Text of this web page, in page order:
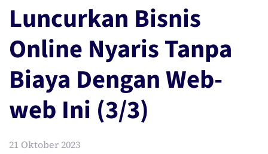
Luncurkan Bisnis
Online Nyaris Tanpa
Biaya Dengan Web-
web Ini (3/3)
21 Oktober 2023